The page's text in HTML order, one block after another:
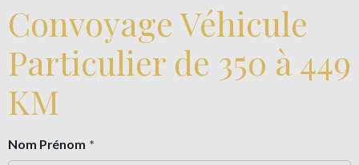
Convoyage Véhicule
Particulier de 350 à 449
KM
Nom Prénom